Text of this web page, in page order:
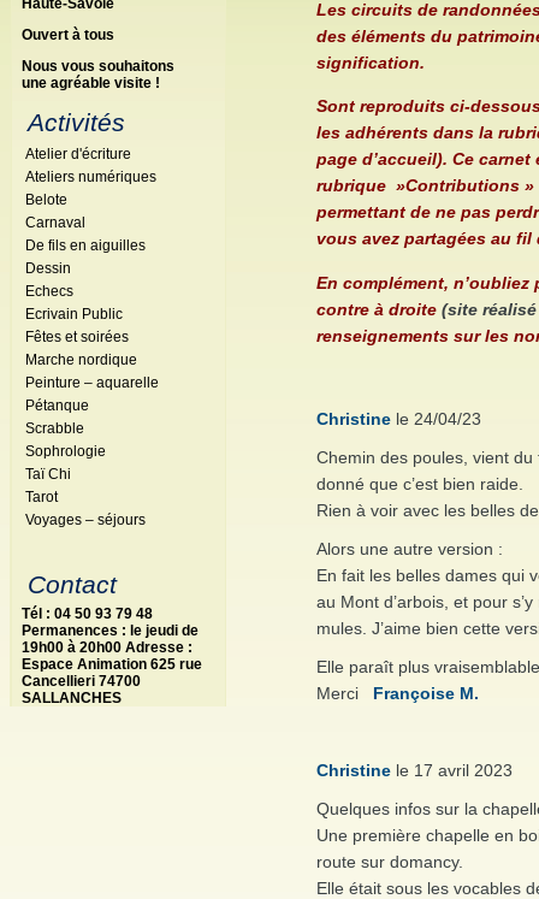
Haute-Savoie
Ouvert à tous
Nous vous souhaitons
une agréable visite !
Activités
Atelier d'écriture
Ateliers numériques
Belote
Carnaval
De fils en aiguilles
Dessin
Echecs
Ecrivain Public
Fêtes et soirées
Marche nordique
Peinture – aquarelle
Pétanque
Scrabble
Sophrologie
Taï Chi
Tarot
Voyages – séjours
Contact
Tél : 04 50 93 79 48
Permanences : le jeudi de
19h00 à 20h00 Adresse :
Espace Animation 625 rue
Cancellieri 74700
SALLANCHES
Les circuits de
des éléments du
signification.
Sont reproduits ci-
les adhérents dans la
page d’accueil). Ce
rubrique »Contributions »
permettant de ne pas
vous avez partagées au fil
En complément,
contre à droite (site
renseignements sur les
Christine le 24/04/23
Chemin des poules, vient
donné que c’est bien raide.
Rien à voir avec les belles
Alors une autre version :
En fait les belles dames qui
au Mont d’arbois, et pour
mules. J’aime bien cette
Elle paraît plus
Merci Françoise M.
Christine le 17 avril 2023
Quelques infos sur la
Une première chapelle en
route sur domancy.
Elle était sous les vocables